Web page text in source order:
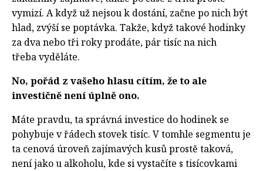
vymizí. A když už nejsou k dostání, začne po nich být
hlad, zvýší se poptávka. Takže, když takové hodinky
za dva nebo tři roky prodáte, pár tisíc na nich
třeba vyděláte.
No, pořád z vašeho hlasu cítím, že to ale
investičně není úplně ono.
Máte pravdu, ta správná investice do hodinek se
pohybuje v řádech stovek tisíc. V tomhle segmentu je
ta cenová úroveň zajímavých kusů prostě taková,
není jako u alkoholu, kde si vystačíte s tisícovkami